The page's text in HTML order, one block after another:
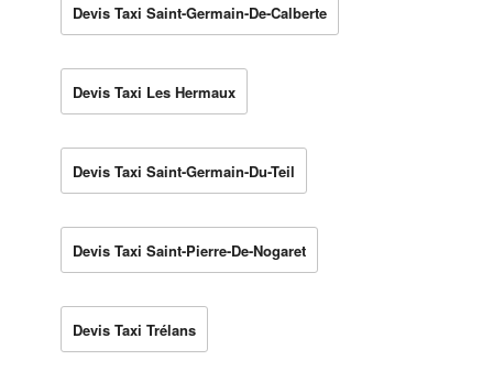
Devis Taxi Saint-Germain-De-Calberte
Devis Taxi Les Hermaux
Devis Taxi Saint-Germain-Du-Teil
Devis Taxi Saint-Pierre-De-Nogaret
Devis Taxi Trélans